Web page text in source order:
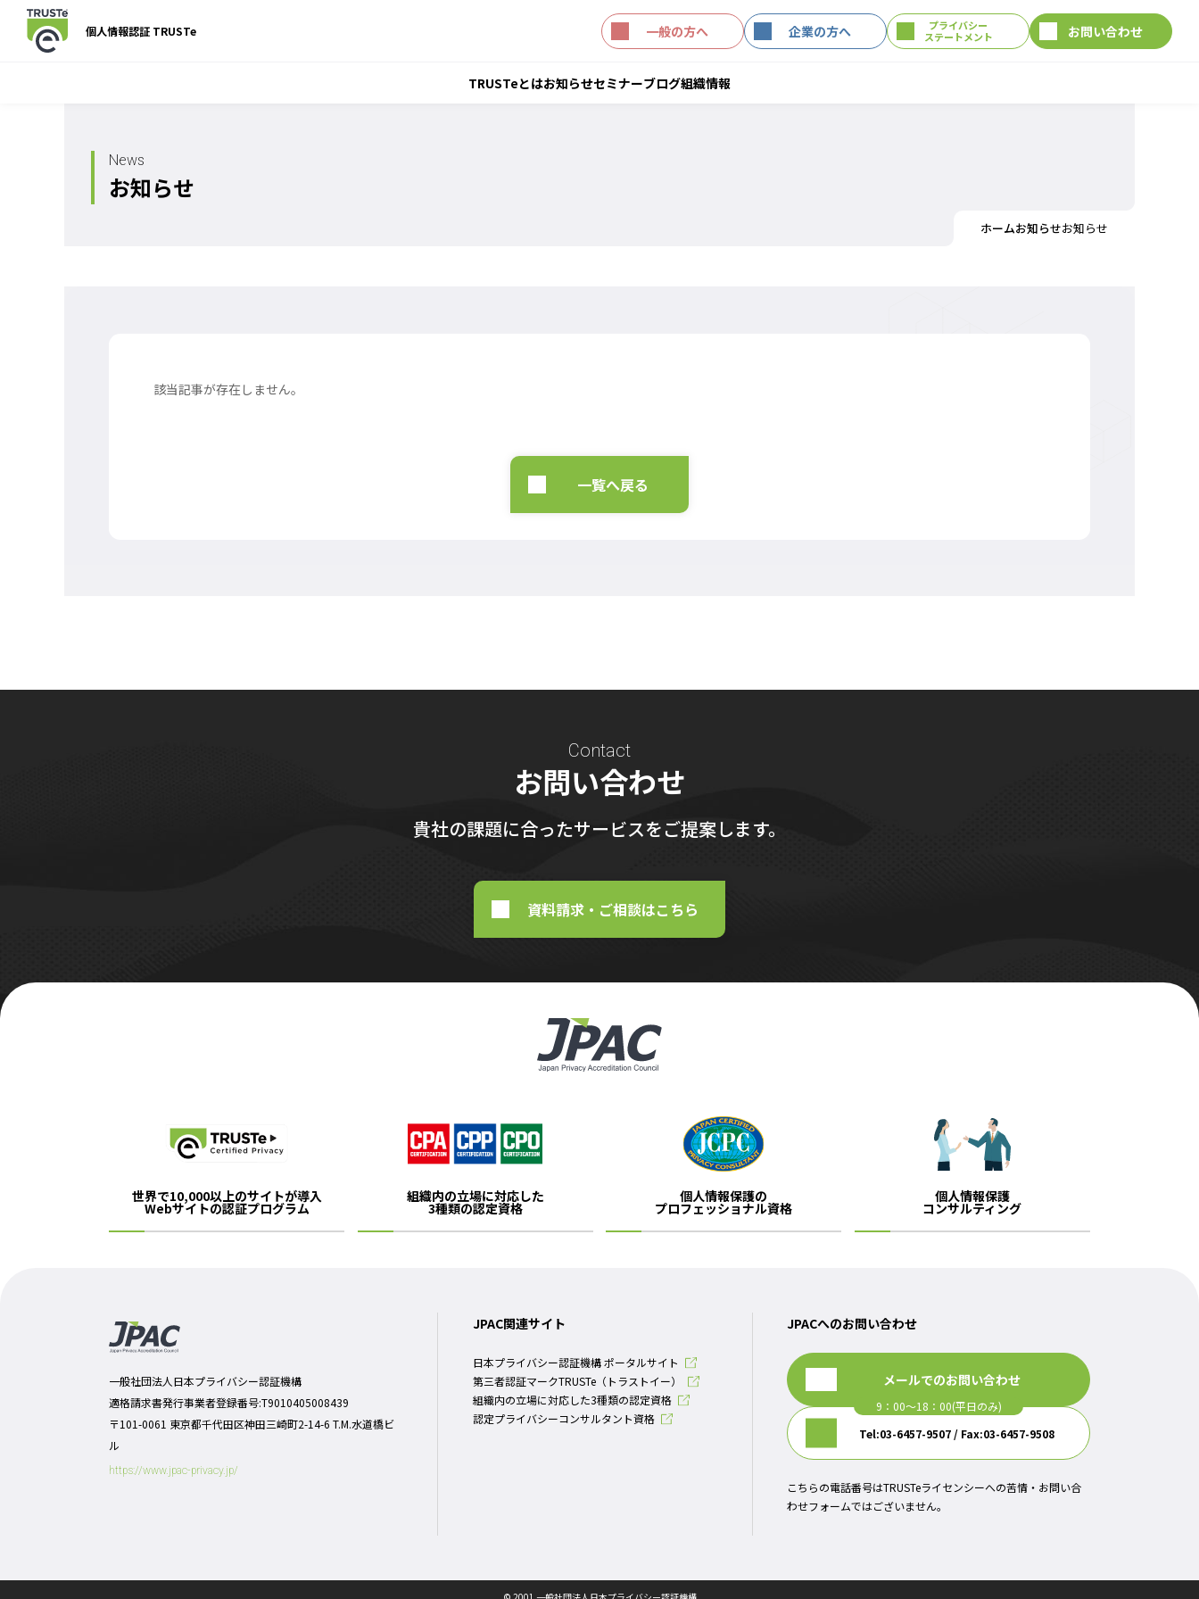
個人情報認証 TRUSTe 一般の方へ 企業の方へ
プライバシー
ステートメント
お問い合わせ
TRUSTeとはお知らせセミナーブログ組織情報
News
お知らせ
ホームお知らせお知らせ
該当記事が存在しません。
一覧へ戻る
Contact
お問い合わせ
貴社の課題に合ったサービスをご提案します。
資料請求・ご相談はこちら
世界で10,000以上のサイトが導入
Webサイトの認証プログラム
組織内の立場に対応した
3種類の認定資格
個人情報保護の
プロフェッショナル資格
個人情報保護
コンサルティング
一般社団法人日本プライバシー認証機構
適格請求書発行事業者登録番号:T9010405008439
〒101-0061 東京都千代田区神田三崎町2-14-6 T.M.水道橋ビ
ル
https://www.jpac-privacy.jp/
JPAC関連サイト
日本プライバシー認証機構 ポータルサイト
第三者認証マークTRUSTe（トラストイー）
組織内の立場に対応した3種類の認定資格
認定プライバシーコンサルタント資格
JPACへのお問い合わせ
メールでのお問い合わせ
Tel:03-6457-9507 / Fax:03-6457-9508
こちらの電話番号はTRUSTeライセンシーへの苦情・お問い合
わせフォームではございません。